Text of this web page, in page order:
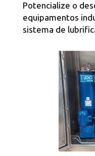
Potencialize o
equipamentos
sistema de